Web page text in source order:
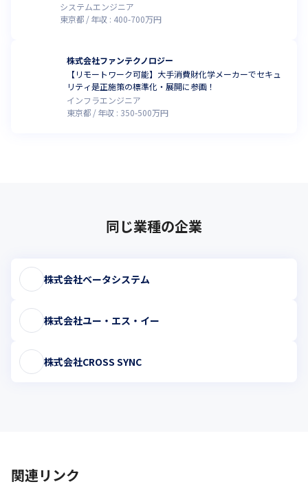
システムエンジニア
東京都
年収 : 400-700万円
株式会社ファンテクノロジー
【リモートワーク可能】大手消費財化学メーカーでセキュ
リティ是正施策の標準化・展開に参画！
インフラエンジニア
東京都
年収 : 350-500万円
同じ業種の企業
株式会社ベータシステム
株式会社ユー・エス・イー
株式会社CROSS SYNC
関連リンク